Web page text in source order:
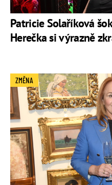
Patricie Solaříková
Herečka si výrazně
ZMĚNA